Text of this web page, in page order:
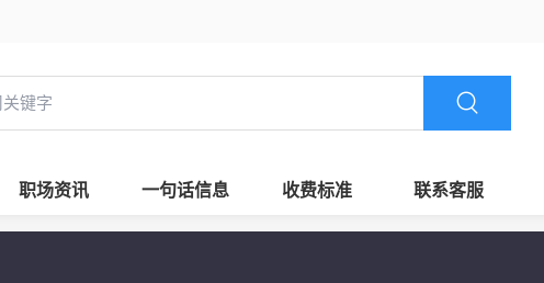
职场资讯 一句话信息 收费标准 联系客服